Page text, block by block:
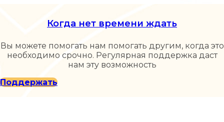
Когда нет времени ждать
Вы можете помогать нам помогать другим, когда это
необходимо срочно. Регулярная поддержка даст
нам эту возможность
Поддержать